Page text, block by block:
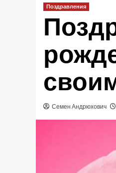
Поздравления
Семен Андрюхович